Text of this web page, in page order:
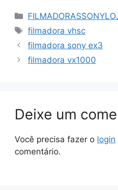
Categorias
Tags
filmadora vhsc
filmadora sony ex3
filmadora vx1000
Deixe um
Você precisa fazer o login
comentário.